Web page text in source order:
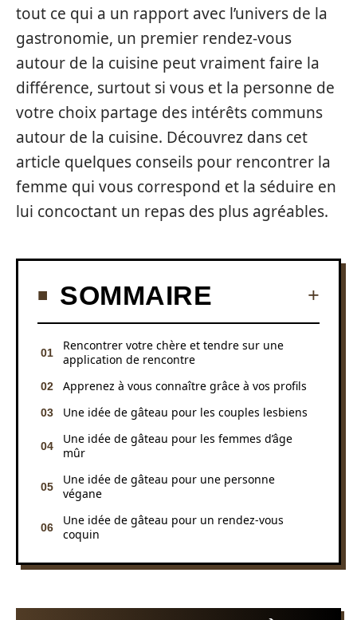
tout ce qui a un rapport avec l’univers de la
gastronomie, un premier rendez-vous
autour de la cuisine peut vraiment faire la
différence, surtout si vous et la personne de
votre choix partage des intérêts communs
autour de la cuisine. Découvrez dans cet
article quelques conseils pour rencontrer la
femme qui vous correspond et la séduire en
lui concoctant un repas des plus agréables.
SOMMAIRE
Rencontrer votre chère et tendre sur une
application de rencontre
Apprenez à vous connaître grâce à vos profils
Une idée de gâteau pour les couples lesbiens
Une idée de gâteau pour les femmes d’âge
mûr
Une idée de gâteau pour une personne
végane
Une idée de gâteau pour un rendez-vous
coquin